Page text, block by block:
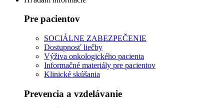
Pre pacientov
SOCIÁLNE ZABEZPEČENIE
Dostupnosť liečby
Výživa onkologického pacienta
Informačné materiály pre pacientov
Klinické skúšania
Prevencia a vzdelávanie